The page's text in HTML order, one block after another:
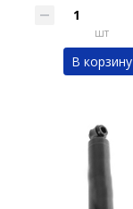
шт
В корзину